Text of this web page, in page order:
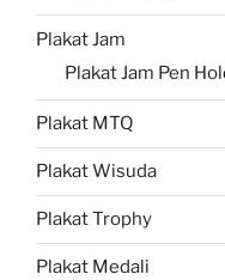
Plakat Jam
Plakat Jam Pen
Plakat MTQ
Plakat Wisuda
Plakat Trophy
Plakat Medali